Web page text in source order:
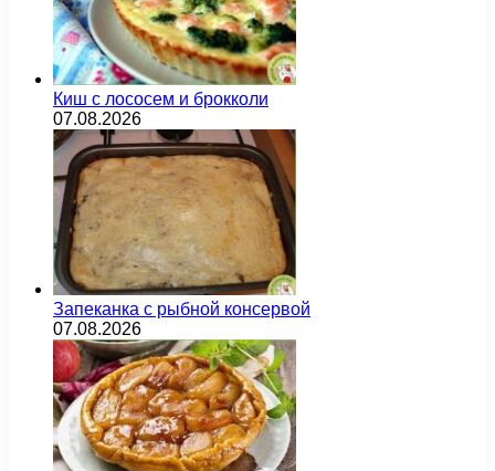
Киш с лососем и брокколи
07.08.2026
Запеканка с рыбной консервой
07.08.2026